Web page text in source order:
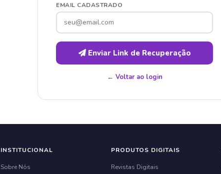
EMAIL CADASTRADO
Enviar Link de Recuperação
← Voltar ao login
INSTITUCIONAL
Sobre Nós
PRODUTOS DIGITAIS
Revistas Digitais